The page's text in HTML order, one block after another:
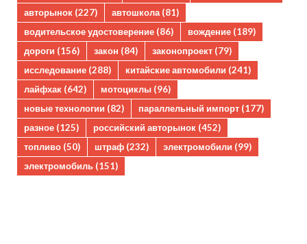
авторынок (227) автошкола(81)
водительское удостоверение (86) вождение (189)
дороги (156) закон (84) законопроект (79)
исследование (288) китайские автомобили (241)
лайфхак (642) мотоциклы (96)
новые технологии (82) параллельный импорт (177)
разное (125) российский авторынок (452)
топливо (50) штраф (232) электромобили (99)
электромобиль (151)